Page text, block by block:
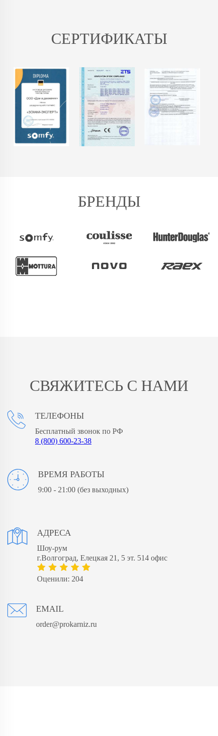
СЕРТИФИКАТЫ
БРЕНДЫ
СВЯЖИТЕСЬ С НАМИ
ТЕЛЕФОНЫ
Бесплатный звонок по РФ
8 (800) 600-23-38
ВРЕМЯ РАБОТЫ
9:00 - 21:00 (без выходных)
АДРЕСА
Шоу-рум
г.Волгоград, Елецкая 21, 5 эт. 514 офис
Оценили: 204
EMAIL
order@prokarniz.ru